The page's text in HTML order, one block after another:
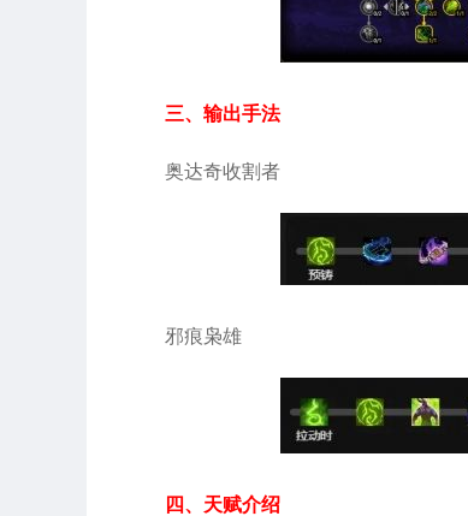
三、输出手法
奥达奇收割者
邪痕枭雄
四、天赋介绍